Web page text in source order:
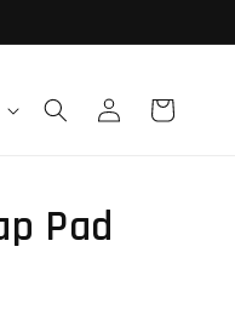
Iniciar sesiónCarrito
Pad